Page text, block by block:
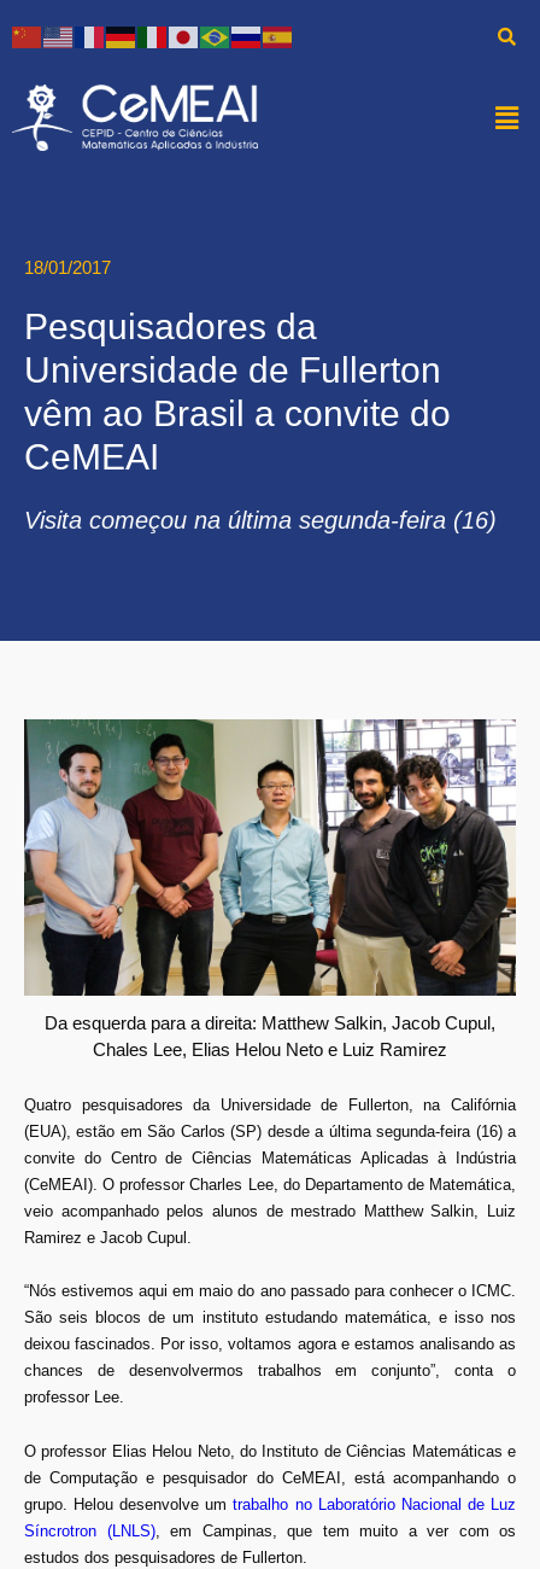
18/01/2017
Pesquisadores da
Universidade de Fullerton
vêm ao Brasil a convite do
CeMEAI
Visita começou na última segunda-feira (16)
Da esquerda para a direita: Matthew Salkin, Jacob Cupul,
Chales Lee, Elias Helou Neto e Luiz Ramirez
Quatro pesquisadores da Universidade de Fullerton, na Califórnia
(EUA), estão em São Carlos (SP) desde a última segunda-feira (16) a
convite do Centro de Ciências Matemáticas Aplicadas à Indústria
(CeMEAI). O professor Charles Lee, do Departamento de Matemática,
veio acompanhado pelos alunos de mestrado Matthew Salkin, Luiz
Ramirez e Jacob Cupul.
“Nós estivemos aqui em maio do ano passado para conhecer o ICMC.
São seis blocos de um instituto estudando matemática, e isso nos
deixou fascinados. Por isso, voltamos agora e estamos analisando as
chances de desenvolvermos trabalhos em conjunto”, conta o
professor Lee.
O professor Elias Helou Neto, do Instituto de Ciências Matemáticas e
de Computação e pesquisador do CeMEAI, está acompanhando o
grupo. Helou desenvolve umtrabalho no Laboratório Nacional de Luz
Síncrotron (LNLS), em Campinas, que tem muito a ver com os
estudos dos pesquisadores de Fullerton.